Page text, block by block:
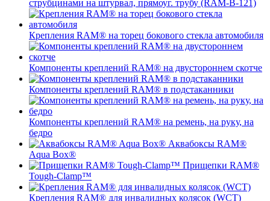
струбцинами на штурвал, прямоуг. трубу (RAM-B-121)
Крепления RAM® на торец бокового стекла автомобиля
Компоненты креплений RAM® на двустороннем скотче
Компоненты креплений RAM® в подстаканники
Компоненты креплений RAM® на ремень, на руку, на
бедро
Аквабоксы RAM®
Aqua Box®
Прищепки RAM®
Tough-Clamp™
Крепления RAM® для инвалидных колясок (WCT)